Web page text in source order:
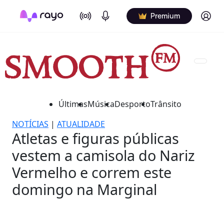
On Air Podcasts Premium Log in
ÚltimasMúsicaDesportoTrânsito
NOTÍCIAS | ATUALIDADE
Atletas e figuras públicas
vestem a camisola do Nariz
Vermelho e correm este
domingo na Marginal